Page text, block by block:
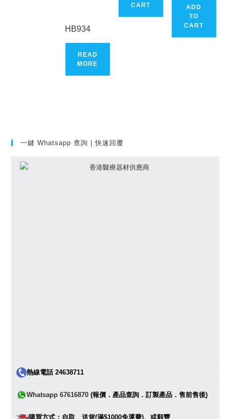
HB934
READ
MORE
CART
ADD
TO
CART
一鍵 Whatsapp 查詢 | 快速回覆
熱線電話 24638711
Whatsapp 67616870 (報價．產品查詢．訂製產品．售前售後)
購買方式：自取、送貨(滿$1000免運費)、或順豐